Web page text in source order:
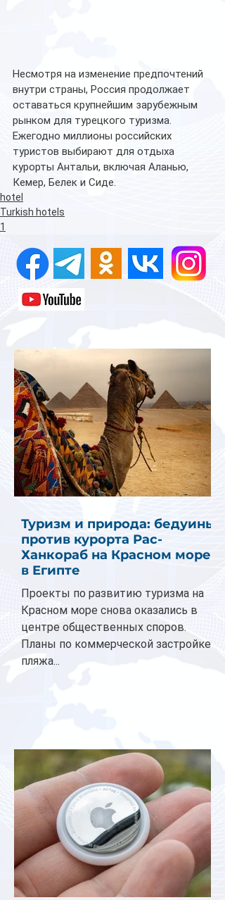
Несмотря на изменение предпочтений
внутри страны, Россия продолжает
оставаться крупнейшим зарубежным
рынком для турецкого туризма.
Ежегодно миллионы российских
туристов выбирают для отдыха
курорты Антальи, включая Аланью,
Кемер, Белек и Сиде.
hotel
Turkish hotels
1
Туризм и природа: бедуины
против курорта Рас-
Ханкораб на Красном море
в Египте
Проекты по развитию туризма на
Красном море снова оказались в
центре общественных споров.
Планы по коммерческой застройке
пляжа...